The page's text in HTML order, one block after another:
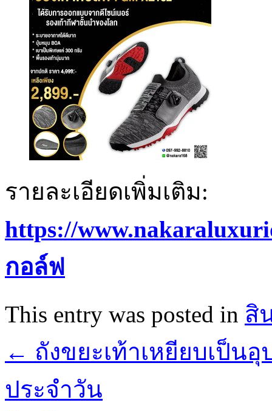
รายละเอียดเพิ่มเติม:
https://
กอล์ฟ
This entry was posted in สิ
← ถังขยะเท้าเหยียบเป็
ประจำวัน